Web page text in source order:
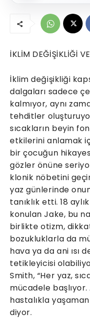
İKLİM DEĞİŞİKLİĞİ
İklim değişikliği
dalgaları sadece
kalmıyor, aynı
tehditler
sıcakların beyin
etkilerini anlamak
bir çocuğun
gözler önüne
klonik nöbetini
yaz günlerinde
tanıklık etti. 18
konulan Jake, bu
birlikte otizm,
bozukluklarla da
hava ya da ani ısı
tetikleyicisi
Smith, “Her yaz,
mücadele başlıyor.
hastalıkla
diyor.